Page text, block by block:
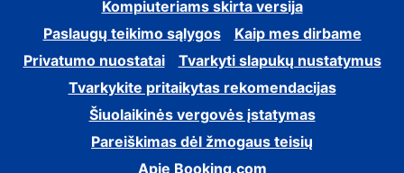
Kompiuteriams skirta versija
Paslaugų teikimo sąlygos
Kaip mes dirbame
Privatumo nuostatai
Tvarkyti slapukų nustatymus
Tvarkykite pritaikytas rekomendacijas
Šiuolaikinės vergovės įstatymas
Pareiškimas dėl žmogaus teisių
Apie Booking.com